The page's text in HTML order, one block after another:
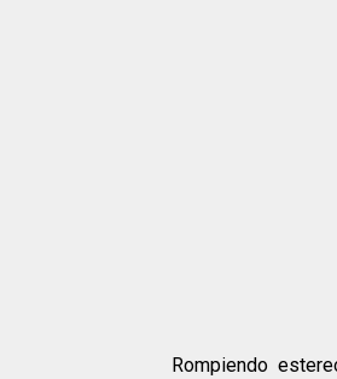
Rompiendo